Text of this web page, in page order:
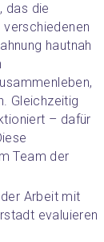
das die
hautnah
Gleichzeitig
– dafür
Team der
Arbeit mit
evaluieren